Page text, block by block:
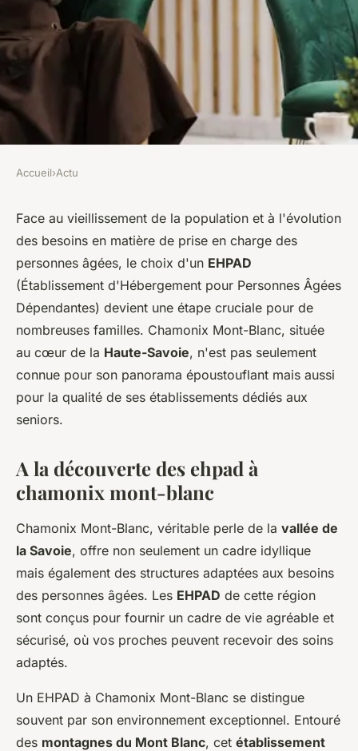
Comment choisir le meilleur
EHPAD à Chamonix Mont-
Blanc pour un proche ?
léonne•22 décembre 2023•2 min de lecture
Accueil›Actu
Face au vieillissement de la population et à l'évolution
des besoins en matière de prise en charge des
personnes âgées, le choix d'un EHPAD
(Établissement d'Hébergement pour Personnes Âgées
Dépendantes) devient une étape cruciale pour de
nombreuses familles. Chamonix Mont-Blanc, située
au cœur de la Haute-Savoie, n'est pas seulement
connue pour son panorama époustouflant mais aussi
pour la qualité de ses établissements dédiés aux
seniors.
A la découverte des ehpad à
chamonix mont-blanc
Chamonix Mont-Blanc, véritable perle de la vallée de
la Savoie, offre non seulement un cadre idyllique
mais également des structures adaptées aux besoins
des personnes âgées. Les EHPAD de cette région
sont conçus pour fournir un cadre de vie agréable et
sécurisé, où vos proches peuvent recevoir des soins
adaptés.
Un EHPAD à Chamonix Mont-Blanc se distingue
souvent par son environnement exceptionnel. Entouré
des montagnes du Mont Blanc, cet établissement